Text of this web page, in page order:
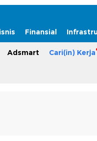
Finansial
Adsmart Cari(in) Kerja